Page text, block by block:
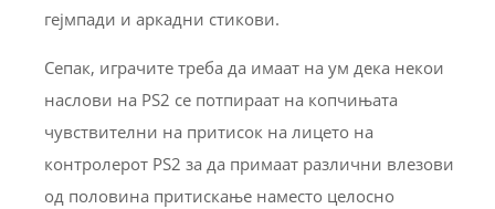
гејмпади и аркадни стикови.
Сепак, играчите треба да имаат на ум дека некои
наслови на PS2 се потпираат на копчињата
чувствителни на притисок на лицето на
контролерот PS2 за да примаат различни влезови
од половина притискање наместо целосно